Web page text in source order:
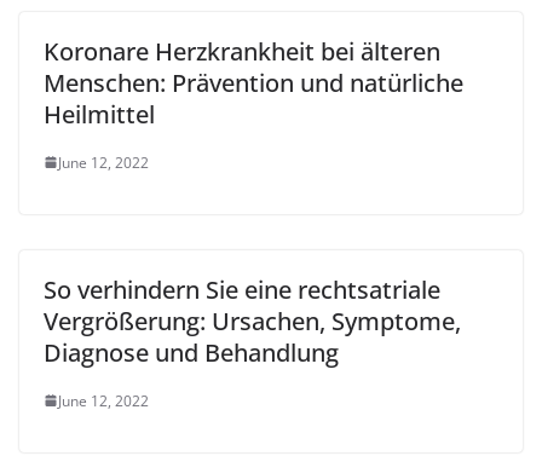
Koronare Herzkrankheit bei älteren
Menschen: Prävention und natürliche
Heilmittel
June 12, 2022
So verhindern Sie eine rechtsatriale
Vergrößerung: Ursachen, Symptome,
Diagnose und Behandlung
June 12, 2022